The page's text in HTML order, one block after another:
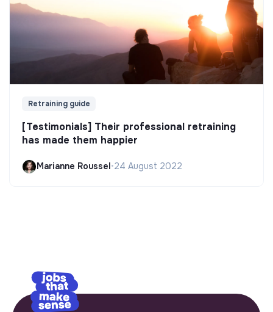
Retraining guide
[Testimonials] Their professional retraining
has made them happier
Marianne Roussel •24 August 2022